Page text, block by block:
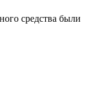
средства были